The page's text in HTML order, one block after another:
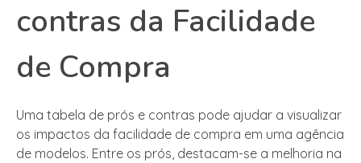
contras da Facilidade
de Compra
Uma tabela de prós e contras pode ajudar a visualizar
os impactos da facilidade de compra em uma agência
de modelos. Entre os prós, destacam-se a melhoria na